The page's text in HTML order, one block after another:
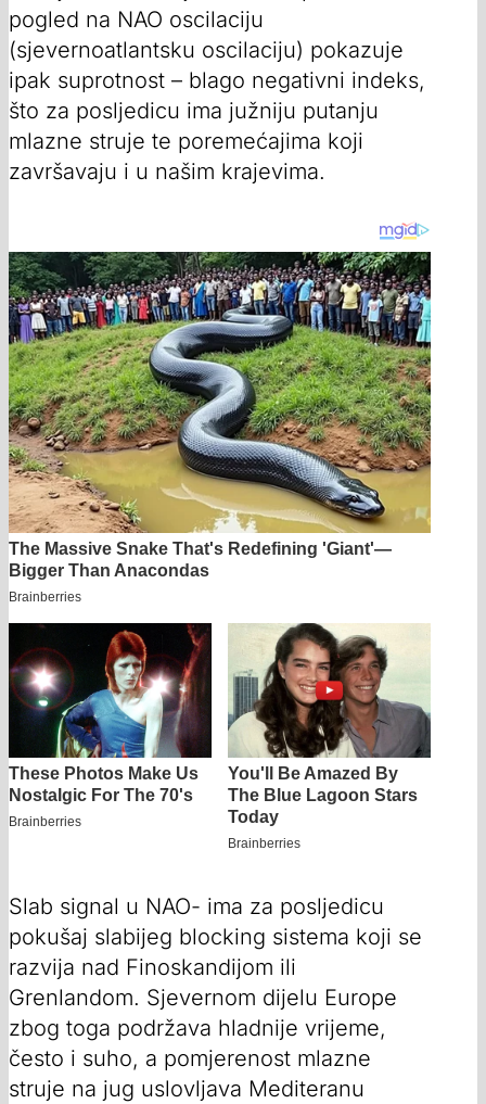
pogled na NAO oscilaciju
(sjevernoatlantsku oscilaciju) pokazuje
ipak suprotnost – blago negativni indeks,
što za posljedicu ima južniju putanju
mlazne struje te poremećajima koji
završavaju i u našim krajevima.
Slab signal u NAO- ima za posljedicu
pokušaj slabijeg blocking sistema koji se
razvija nad Finoskandijom ili
Grenlandom. Sjevernom dijelu Europe
zbog toga podržava hladnije vrijeme,
često i suho, a pomjerenost mlazne
struje na jug uslovljava Mediteranu